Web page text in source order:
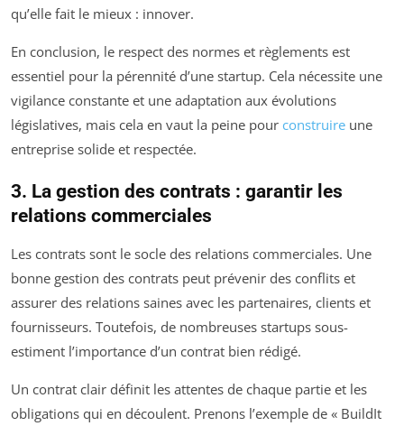
qu’elle fait le mieux : innover.
En conclusion, le respect des normes et règlements est
essentiel pour la pérennité d’une startup. Cela nécessite une
vigilance constante et une adaptation aux évolutions
législatives, mais cela en vaut la peine pour construire une
entreprise solide et respectée.
3. La gestion des contrats : garantir les
relations commerciales
Les contrats sont le socle des relations commerciales. Une
bonne gestion des contrats peut prévenir des conflits et
assurer des relations saines avec les partenaires, clients et
fournisseurs. Toutefois, de nombreuses startups sous-
estiment l’importance d’un contrat bien rédigé.
Un contrat clair définit les attentes de chaque partie et les
obligations qui en découlent. Prenons l’exemple de « BuildIt